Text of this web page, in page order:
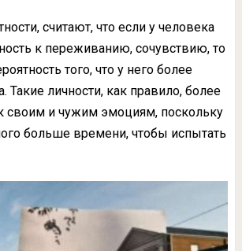
считают, что если у человека
к переживанию, сочувствию, то
того, что у него более
Такие личности, как правило, более
своим и чужим эмоциям, поскольку
больше времени, чтобы испытать